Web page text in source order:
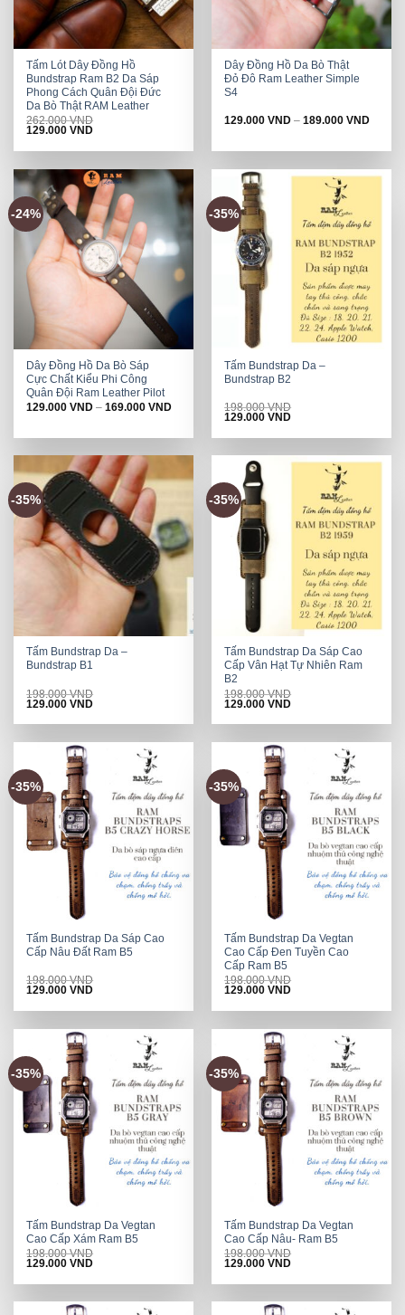
Tấm Lót Dây Đồng Hồ
Bundstrap Ram B2 Da Sáp
Phong Cách Quân Đội Đức
Da Bò Thật RAM Leather
262.000VND
Original
was:
129.000VNDCurrent
is:
Dây Đồng Hồ Da Bò Thật
Đỏ Đô Ram Leather Simple
S4
129.000VND –189.000VND
-24%
Dây Đồng Hồ Da Bò Sáp
Cực Chất Kiểu Phi Công
Quân Đội Ram Leather Pilot
129.000VND –169.000VND
-35%
Tấm Bundstrap Da –
Bundstrap B2
198.000VND
Original
was:
129.000VNDCurrent
is:
-35%
Tấm Bundstrap Da –
Bundstrap B1
198.000VND
Original
was:
129.000VNDCurrent
is:
-35%
Tấm Bundstrap Da Sáp Cao
Cấp Vân Hạt Tự Nhiên Ram
B2
198.000VND
Original
was:
129.000VNDCurrent
is:
-35%
Tấm Bundstrap Da Sáp Cao
Cấp Nâu Đất Ram B5
198.000VND
Original
was:
129.000VNDCurrent
is:
-35%
Tấm Bundstrap Da Vegtan
Cao Cấp Đen Tuyền Cao
Cấp Ram B5
198.000VND
Original
was:
129.000VNDCurrent
is:
-35%
Tấm Bundstrap Da Vegtan
Cao Cấp Xám Ram B5
198.000VND
Original
was:
129.000VNDCurrent
is:
-35%
Tấm Bundstrap Da Vegtan
Cao Cấp Nâu- Ram B5
198.000VND
Original
was:
129.000VNDCurrent
is: